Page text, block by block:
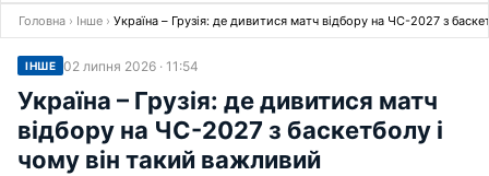
Головна › Інше › Україна – Грузія: де дивитися матч відбору на ЧС-2027 з
ІНШЕ 02 липня 2026 · 11:54
Україна – Грузія: де дивитися матч
відбору на ЧС-2027 з баскетболу і
чому він такий важливий